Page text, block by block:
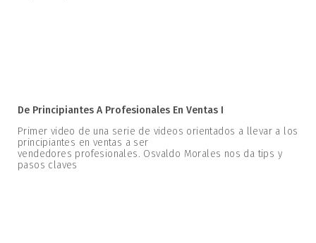
De Principiantes A Profesionales En Ventas I
Primer video de una serie de videos orientados a llevar a los
principiantes en ventas a ser
vendedores profesionales. Osvaldo Morales nos da tips y
pasos claves